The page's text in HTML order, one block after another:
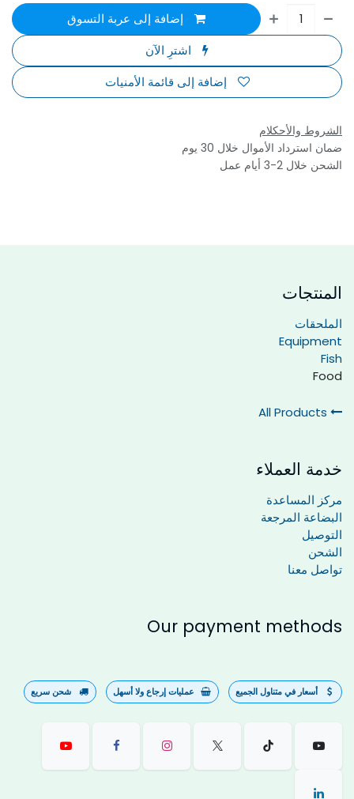
إضافة إلى عربة التسوق
اشترِ الآن
إضافة إلى قائمة الأمنيات
الشروط والأحكلام
ضمان استرداد الأموال خلال 30 يوم
الشحن خلال 2-3 أيام عمل
المنتجات
الملحقات
Equipment
Fish
Food
خدمة العملاء
مركز المساعدة
البضاعة المرجعة
التوصيل
الشحن
تواصل معنا
Our payment methods
أسعار في متناول الجميع عمليات إرجاع ولا أسهل شحن سريع